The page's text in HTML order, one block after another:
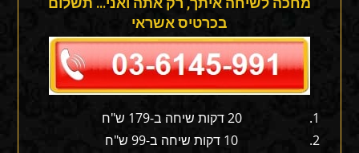
בכרטיס אשראי
20 דקות שיחה ב-179 ש"ח
10 דקות שיחה ב-99 ש"ח